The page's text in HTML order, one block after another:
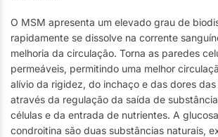
O MSM apresenta um elevado grau de
rapidamente se dissolve na corrente
melhoria da circulação. Torna as paredes
permeáveis, permitindo uma melhor
alívio da rigidez, do inchaço e das dores
através da regulação da saída de
células e da entrada de nutrientes. A
condroitina são duas substâncias naturais,